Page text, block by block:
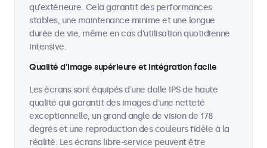
qu'extérieure. Cela garantit des performances
stables, une maintenance minime et une longue
durée de vie, même en cas d'utilisation quotidienne
intensive.
Qualité d’image supérieure et intégration facile
Les écrans sont équipés d'une dalle IPS de haute
qualité qui garantit des images d'une netteté
exceptionnelle, un grand angle de vision de 178
degrés et une reproduction des couleurs fidèle à la
réalité. Les écrans libre-service peuvent être